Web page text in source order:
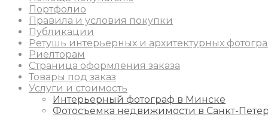
Портфолио
Правила и условия покупки
Публикации
Ретушь интерьерных и архитектурных
Риелторам
Страница оформления заказа
Товары под заказ
Услуги и стоимость
Интерьерный фотограф в Минске
Фотосъемка недвижимости в Санкт-